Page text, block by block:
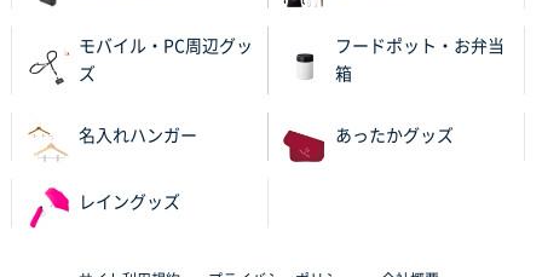
サイトが見やすい
ワンポイントポリ袋 A4サイズ
サイト構成が解りやすかったから
ブックメモ付箋
200枚
モバイル・PC周辺グッ
ズ
フードポット・お弁当
箱
名入れハンガー あったかグッズ
レイングッズ